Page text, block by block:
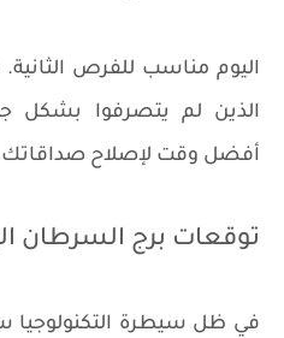
اليوم مناسب للفرص
الذين لم يتصرفوا بشكل
أفضل وقت لإصلاح صداقاتك
توقعات برج السرطان
في ظل سيطرة التكنولوجيا